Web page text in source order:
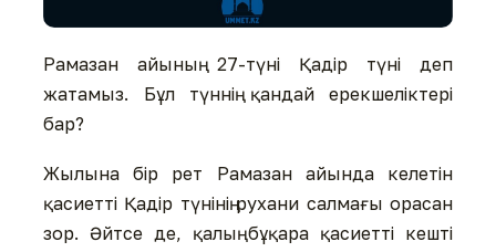
Рамазан айының 27-түні Қадір түні деп
жатамыз. Бұл түннің қандай ерекшеліктері
бар?
Жылына бір рет Рамазан айында келетін
қасиетті Қадір түнінің рухани салмағы орасан
зор. Әйтсе де, қалың бұқара қасиетті кешті